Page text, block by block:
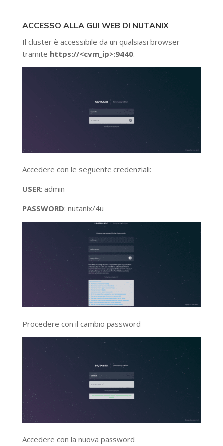
ACCESSO ALLA GUI WEB DI NUTANIX
Il cluster è accessibile da un qualsiasi browser
tramite https://<cvm_ip>:9440.
Accedere con le seguente credenziali:
USER: admin
PASSWORD: nutanix/4u
Procedere con il cambio password
Accedere con la nuova password